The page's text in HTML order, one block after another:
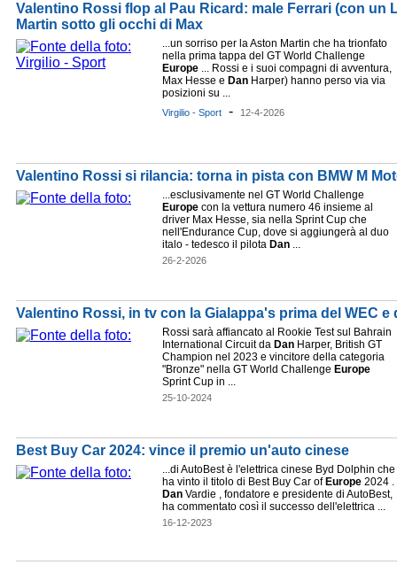
Valentino Rossi flop al Pau Ricard: male Ferrari (con un
Martin sotto gli occhi di Max
...un sorriso per la Aston Martin che ha trionfato
nella prima tappa del GT World Challenge
Europe ... Rossi e i suoi compagni di avventura,
Max Hesse e Dan Harper) hanno perso via via
posizioni su ...
Virgilio - Sport - 12-4-2026
Valentino Rossi si rilancia: torna in pista con BMW M
...esclusivamente nel GT World Challenge
Europe con la vettura numero 46 insieme al
driver Max Hesse, sia nella Sprint Cup che
nell'Endurance Cup, dove si aggiungerà al duo
italo - tedesco il pilota Dan ...
26-2-2026
Valentino Rossi, in tv con la Gialappa's prima del WEC
Rossi sarà affiancato al Rookie Test sul Bahrain
International Circuit da Dan Harper, British GT
Champion nel 2023 e vincitore della categoria
"Bronze" nella GT World Challenge Europe
Sprint Cup in ...
25-10-2024
Best Buy Car 2024: vince il premio un'auto cinese
...di AutoBest è l'elettrica cinese Byd Dolphin che
ha vinto il titolo di Best Buy Car of Europe 2024 .
Dan Vardie , fondatore e presidente di AutoBest,
ha commentato così il successo dell'elettrica ...
16-12-2023